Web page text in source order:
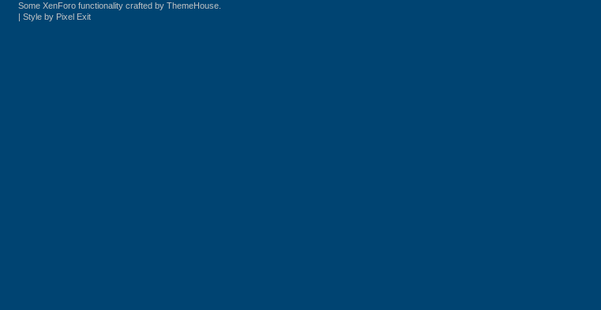
Some XenForo functionality crafted byThemeHouse
|Style by Pixel Exit